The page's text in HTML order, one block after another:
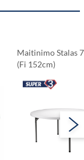
Maitinimo Stalas
(fi 152cm)